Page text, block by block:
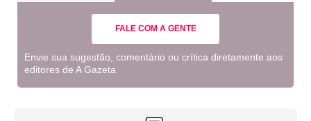
FALE COM A GENTE
Envie sua sugestão, comentário ou crítica diretamente aos
editores de A Gazeta